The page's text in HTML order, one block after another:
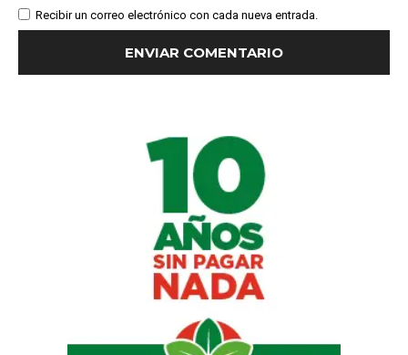
Recibir un correo electrónico con cada nueva entrada.